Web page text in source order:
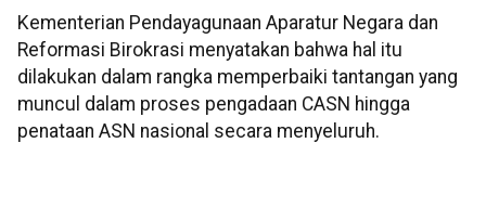
Kementerian Pendayagunaan Aparatur Negara dan
Reformasi Birokrasi menyatakan bahwa hal itu
dilakukan dalam rangka memperbaiki tantangan yang
muncul dalam proses pengadaan CASN hingga
penataan ASN nasional secara menyeluruh.